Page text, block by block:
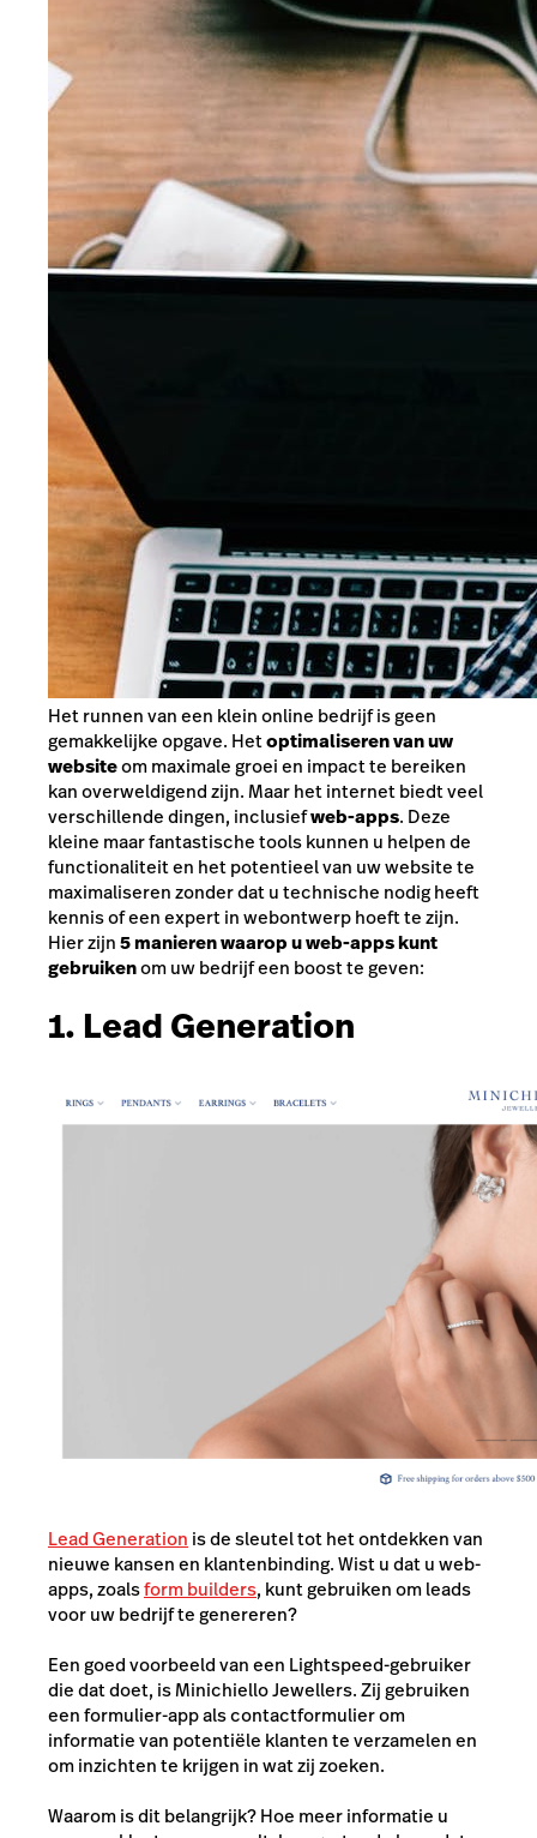
Het runnen van een klein online bedrijf is geen
gemakkelijke opgave. Hetoptimaliseren van uw
websiteom maximale groei en impact te bereiken
kan overweldigend zijn. Maar het internet biedt veel
verschillende dingen, inclusiefweb-apps. Deze
kleine maar fantastische tools kunnen u helpen de
functionaliteit en het potentieel van uw website te
maximaliseren zonder dat u technische nodig heeft
kennis of een expert in webontwerp hoeft te zijn.
Hier zijn5 manieren waarop u web-apps kunt
gebruikenom uw bedrijf een boost te geven:
1. Lead Generation
Lead Generation is de sleutel tot het ontdekken van
nieuwe kansen en klantenbinding. Wist u dat u web-
apps, zoalsform builders, kunt gebruiken om leads
voor uw bedrijf te genereren?
Een goed voorbeeld van een Lightspeed-gebruiker
die dat doet, is Minichiello Jewellers. Zij gebruiken
een formulier-app als contactformulier om
informatie van potentiële klanten te verzamelen en
om inzichten te krijgen in wat zij zoeken.
Waarom is dit belangrijk? Hoe meer informatie u